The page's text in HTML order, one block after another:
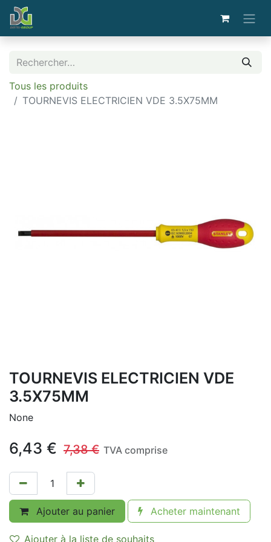
Tous les produits
TOURNEVIS ELECTRICIEN VDE 3.5X75MM
TOURNEVIS ELECTRICIEN VDE
3.5X75MM
None
6,43 € 7,38€ TVA comprise
Ajouter au panier Acheter maintenant
Ajouter à la liste de souhaits